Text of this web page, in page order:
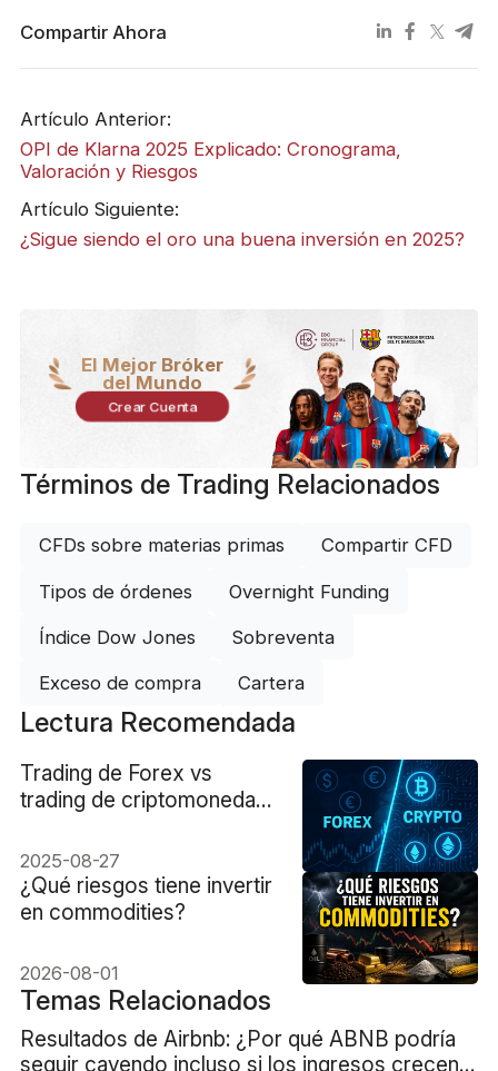
Compartir Ahora
Artículo Anterior:
OPI de Klarna 2025 Explicado: Cronograma,
Valoración y Riesgos
Artículo Siguiente:
¿Sigue siendo el oro una buena inversión en 2025?
El Mejor Bróker
del Mundo
Crear Cuenta
Términos de Trading Relacionados
CFDs sobre materias primas Compartir CFD
Tipos de órdenes Overnight Funding
Índice Dow Jones Sobreventa
Exceso de compra Cartera
Lectura Recomendada
Trading de Forex vs
trading de criptomonedas:
2025-08-27
¿Qué riesgos tiene invertir
en commodities?
2026-08-01
Temas Relacionados
Resultados de Airbnb: ¿Por qué ABNB podría
seguir cayendo incluso si los ingresos crecen